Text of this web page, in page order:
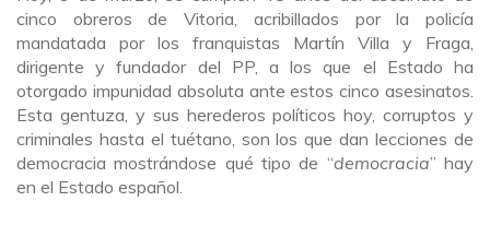
cinco obreros de Vitoria, acribillados por la policía
mandatada por los franquistas Martín Villa y Fraga,
dirigente y fundador del PP, a los que el Estado ha
otorgado impunidad absoluta ante estos cinco asesinatos.
Esta gentuza, y sus herederos políticos hoy, corruptos y
criminales hasta el tuétano, son los que dan lecciones de
democracia mostrándose qué tipo de “democracia” hay
en el Estado español.